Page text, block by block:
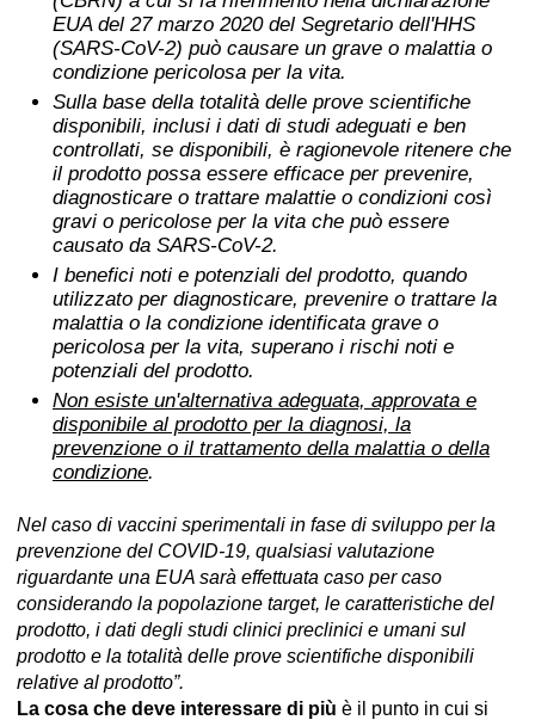
EUA del 27 marzo 2020 del Segretario dell'HHS
(SARS-CoV-2) può causare un grave o malattia o
condizione pericolosa per la vita.
Sulla base della totalità delle prove scientifiche
disponibili, inclusi i dati di studi adeguati e ben
controllati, se disponibili, è ragionevole ritenere che
il prodotto possa essere efficace per prevenire,
diagnosticare o trattare malattie o condizioni così
gravi o pericolose per la vita che può essere
causato da SARS-CoV-2.
I benefici noti e potenziali del prodotto, quando
utilizzato per diagnosticare, prevenire o trattare la
malattia o la condizione identificata grave o
pericolosa per la vita, superano i rischi noti e
potenziali del prodotto.
Non esiste un'alternativa adeguata, approvata e
disponibile al prodotto per la diagnosi, la
prevenzione o il trattamento della malattia o della
condizione.
Nel caso di vaccini sperimentali in fase di sviluppo per la
prevenzione del COVID-19, qualsiasi valutazione
riguardante una EUA sarà effettuata caso per caso
considerando la popolazione target, le caratteristiche del
prodotto, i dati degli studi clinici preclinici e umani sul
prodotto e la totalità delle prove scientifiche disponibili
relative al prodotto”.
La cosa che deve interessare di più è il punto in cui si